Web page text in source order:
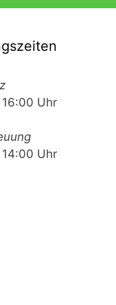
Uhr
Uhr